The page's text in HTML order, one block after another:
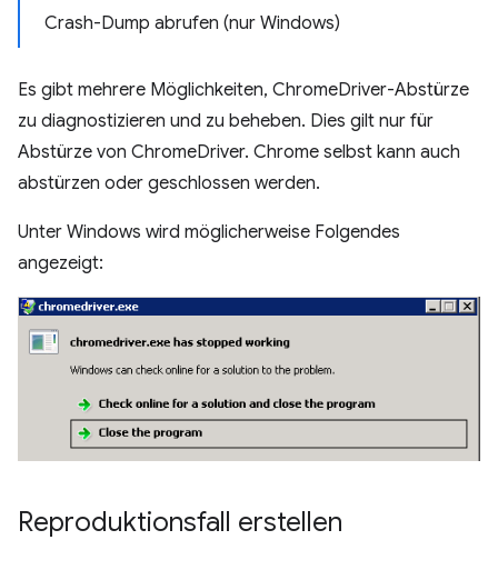
Crash-Dump abrufen (nur Windows)
Es gibt mehrere Möglichkeiten, ChromeDriver-Abstürze
zu diagnostizieren und zu beheben. Dies gilt nur für
Abstürze von ChromeDriver. Chrome selbst kann auch
abstürzen oder geschlossen werden.
Unter Windows wird möglicherweise Folgendes
angezeigt:
Reproduktionsfall erstellen